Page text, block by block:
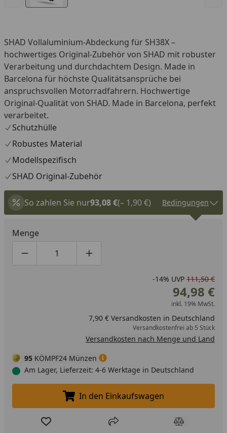
SHAD Vollaluminium-Abdeckung für SH38X –
hochwertiges Original-Zubehör von SHAD mit robuster
Verarbeitung und durchdachtem Design. Made in
Barcelona für höchste Qualitätsansprüche bei
anspruchsvollen Motorradfahrern. Hochwertige
Original-Qualität von SHAD. Made in Barcelona, perfekt
verarbeitet.
Schutzhülle
Robustes Material
Modellspezifisch
SHAD Original-Zubehör
So zahlen Sie nur93,08 €(– 1,90 €) Bedingungen
Menge
Produktmenge um eins verringern
Produktmenge manuell eingeben
Produktmenge um eins erhöhen
-14% UVP 111,50 €
94,98 €
inkl. 19% MwSt.
7,90 € Versandkosten in Deutschland
Versandkostenfrei ab 5 Stück
Versandkosten nach Menge und Land
95 KÖMPF24 Münzen
Am Lager, Lieferzeit: 4-6 Werktage in Deutschland
In den Einkaufswagen legen
In den Einkaufswagen
Produkt zur Wunschliste hinzufügen
Teilen Produkt